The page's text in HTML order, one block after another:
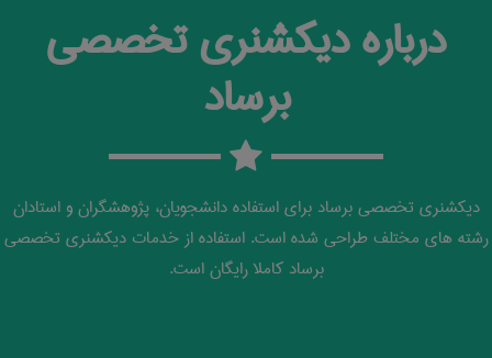
درباره دیکشنری تخصصی
برساد
دیکشنری تخصصی برساد برای استفاده دانشجویان، پژوهشگران و استادان
رشته های مختلف طراحی شده است. استفاده از خدمات دیکشنری تخصصی
برساد کاملا رایگان است.